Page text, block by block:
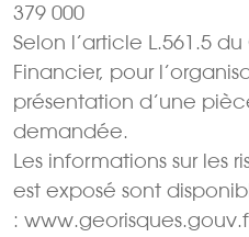
379 000 
Selon l’article L.561.5
Financier, pour
présentation d’une
demandée.
Les informations sur les
est exposé sont
: